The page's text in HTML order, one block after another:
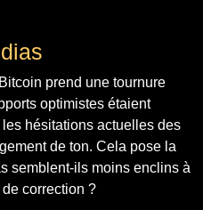
prend une tournure
optimistes étaient
hésitations actuelles des
de ton. Cela pose la
semblent-ils moins enclins à
correction ?